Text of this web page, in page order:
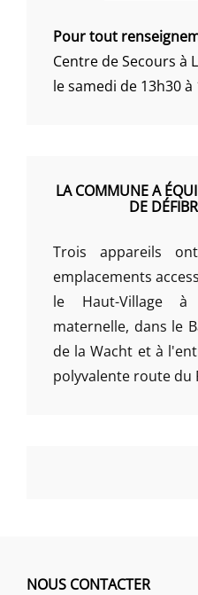
Pour tout
Centre de Secours à
le samedi de 13h30 à
LA COMMUNE A
DE
Trois appareils
emplacements
le Haut-Village
maternelle, dans le
de la Wacht et à
polyvalente route du
NOUS CONTACTER